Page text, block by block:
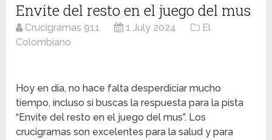
Envite del resto en el juego del mus
Crucigramas 911 1 July 2024
El
Colombiano
Hoy en día, no hace falta desperdiciar mucho
tiempo, incluso si buscas la respuesta para la pista
“Envite del resto en el juego del mus”. Los
crucigramas son excelentes para la salud y para